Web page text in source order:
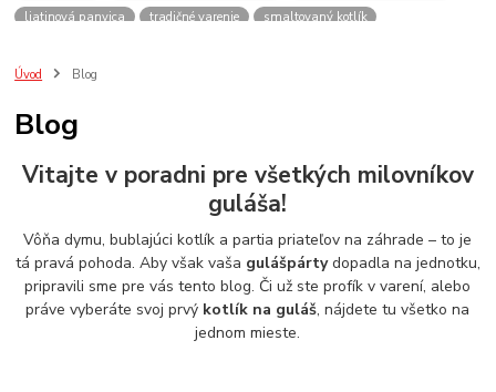
liatinová panvica
tradičné varenie
smaltovaný kotlík
akcie
spoločenské akcie
rental
varenie gulášu
požičovňa hrncov nerezový hrniec 30l
oslava
výber kotlíka
Úvod Blog
Blog
Vitajte v poradni pre všetkých milovníkov
guláša!
Vôňa dymu, bublajúci kotlík a partia priateľov na záhrade – to je
tá pravá pohoda. Aby však vaša gulášpártydopadla na jednotku,
pripravili sme pre vás tento blog. Či už ste profík v varení, alebo
práve vyberáte svoj prvý kotlík na guláš, nájdete tu všetko na
jednom mieste.